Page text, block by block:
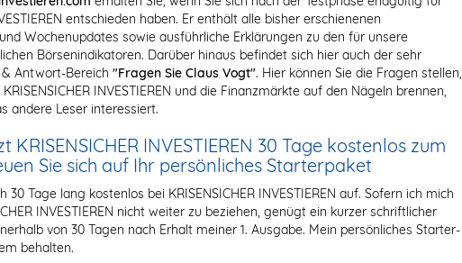
entschieden haben. Er enthält alle bisher erschienenen
Wochenupdates sowie ausführliche Erklärungen zu den für unsere
Börsenindikatoren. Darüber hinaus befindet sich hier auch der sehr
Antwort-Bereich "Fragen Sie Claus Vogt". Hier können Sie die Fragen stellen,
INVESTIEREN und die Finanzmärkte auf den Nägeln brennen,
andere Leser interessiert.
KRISENSICHER INVESTIEREN 30 Tage kostenlos zum
Sie sich auf Ihr persönliches Starterpaket
30 Tage lang kostenlos bei KRISENSICHER INVESTIEREN auf. Sofern ich mich
INVESTIEREN nicht weiter zu beziehen, genügt ein kurzer schriftlicher
von 30 Tagen nach Erhalt meiner 1. Ausgabe. Mein persönliches Starter-
behalten.